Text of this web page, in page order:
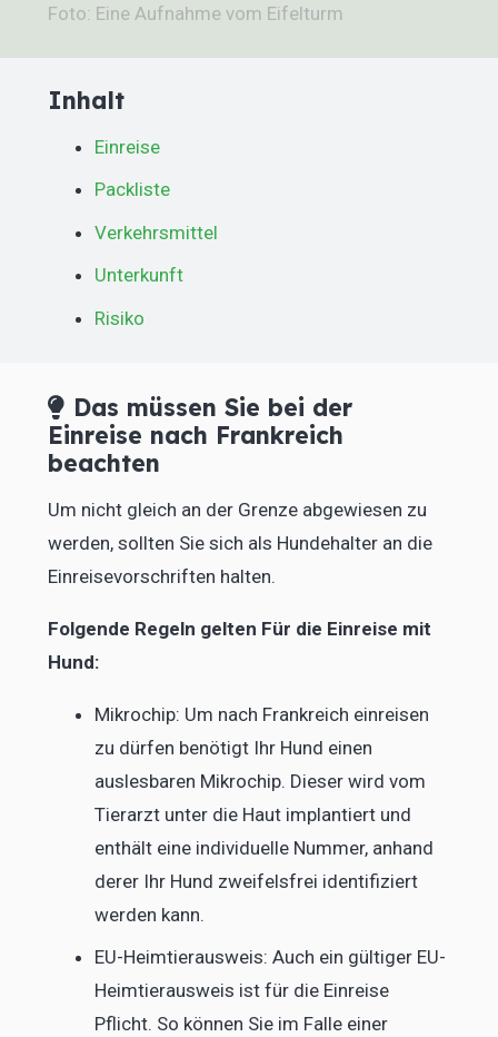
Foto: Eine Aufnahme vom Eifelturm
Inhalt
Einreise
Packliste
Verkehrsmittel
Unterkunft
Risiko
Das müssen Sie bei der
Einreise nach Frankreich
beachten
Um nicht gleich an der Grenze abgewiesen zu
werden, sollten Sie sich als Hundehalter an die
Einreisevorschriften halten.
Folgende Regeln gelten Für die Einreise mit
Hund:
Mikrochip: Um nach Frankreich einreisen
zu dürfen benötigt Ihr Hund einen
auslesbaren Mikrochip. Dieser wird vom
Tierarzt unter die Haut implantiert und
enthält eine individuelle Nummer, anhand
derer Ihr Hund zweifelsfrei identifiziert
werden kann.
EU-Heimtierausweis: Auch ein gültiger EU-
Heimtierausweis ist für die Einreise
Pflicht. So können Sie im Falle einer